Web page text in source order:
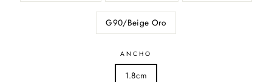
G90/Beige Oro
ANCHO
1.8cm